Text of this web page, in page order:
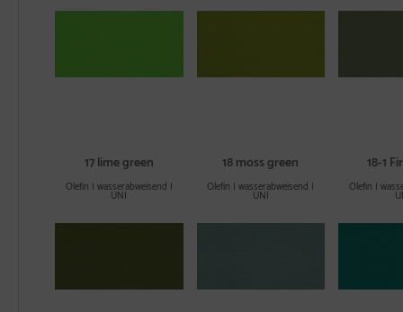
17 lime green
Olefin | wasserabweisend |
UNI
18 moss green
Olefin | wasserabweisend |
UNI
18-1
Olefin |